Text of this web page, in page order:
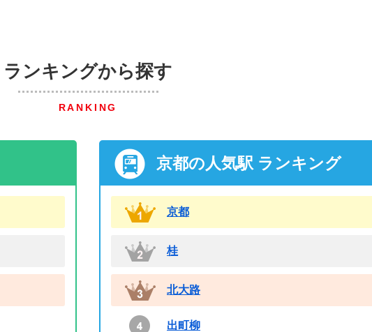
ランキングから探す
RANKING
京都の人気駅 ランキング
京都
桂
北大路
出町柳